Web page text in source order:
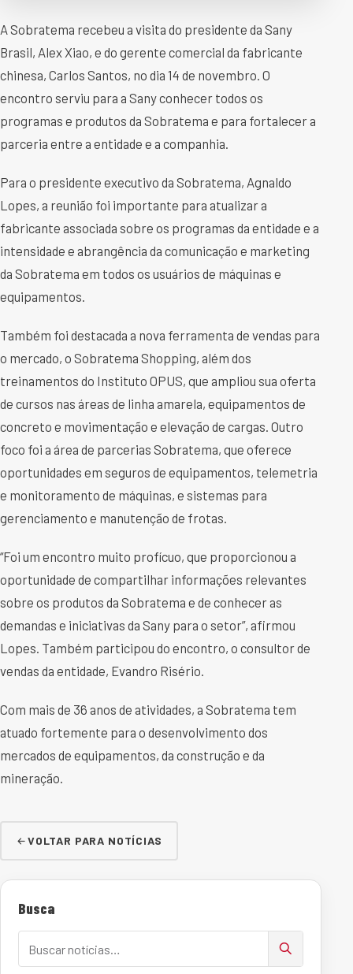
A Sobratema recebeu a visita do presidente da Sany
Brasil, Alex Xiao, e do gerente comercial da fabricante
chinesa, Carlos Santos, no dia 14 de novembro. O
encontro serviu para a Sany conhecer todos os
programas e produtos da Sobratema e para fortalecer a
parceria entre a entidade e a companhia.
Para o presidente executivo da Sobratema, Agnaldo
Lopes, a reunião foi importante para atualizar a
fabricante associada sobre os programas da entidade e a
intensidade e abrangência da comunicação e marketing
da Sobratema em todos os usuários de máquinas e
equipamentos.
Também foi destacada a nova ferramenta de vendas para
o mercado, o Sobratema Shopping, além dos
treinamentos do Instituto OPUS, que ampliou sua oferta
de cursos nas áreas de linha amarela, equipamentos de
concreto e movimentação e elevação de cargas. Outro
foco foi a área de parcerias Sobratema, que oferece
oportunidades em seguros de equipamentos, telemetria
e monitoramento de máquinas, e sistemas para
gerenciamento e manutenção de frotas.
“Foi um encontro muito profícuo, que proporcionou a
oportunidade de compartilhar informações relevantes
sobre os produtos da Sobratema e de conhecer as
demandas e iniciativas da Sany para o setor”, afirmou
Lopes. Também participou do encontro, o consultor de
vendas da entidade, Evandro Risério.
Com mais de 36 anos de atividades, a Sobratema tem
atuado fortemente para o desenvolvimento dos
mercados de equipamentos, da construção e da
mineração.
VOLTAR PARA NOTÍCIAS
Busca